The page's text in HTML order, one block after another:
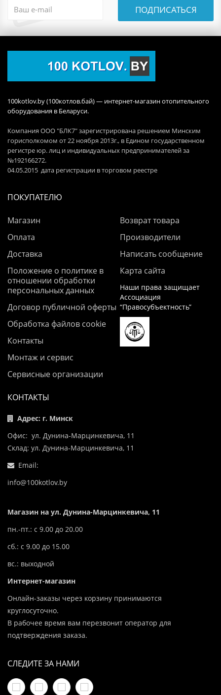
ПОДПИСАТЬСЯ
100kotlov.by (100котлов.бай) — интернет-магазин отопительного
оборудования в Беларуси.
Компания ООО "БЛК7" зарегистрирована решением Минским
горисполкомом от 22 ноября 2013г., в Едином государственном
регистре юр. лиц и индивидуальных предпринимателей за
№192166272.
04.05.2015 дата регистрации в торговом реестре
ПОКУПАТЕЛЮ
Магазин
Оплата
Доставка
Положение о политике в
отношении обработки
персональных данных
Договор публичной оферты
Обработка файлов cookie
Контакты
Монтаж и сервис
Сервисные организации
Возврат товара
Производители
Написать сообщение
Карта сайта
Наши права защищает
Ассоциация
“Правосубъектность”
КОНТАКТЫ
Адрес: г. Минск
Офис: ул. Дунина-Марцинкевича, 11
Склад: ул. Дунина-Марцинкевича, 11
Email:
info@100kotlov.by
Магазин на ул. Дунина-Марцинкевича, 11
пн.-пт.: с 9.00 до 20.00
сб.: с 9.00 до 15.00
вс.: выходной
Интернет-магазин
Онлайн-заказы через корзину принимаются
круглосуточно.
В рабочее время вам перезвонит оператор для
подтверждения заказа.
СЛЕДИТЕ ЗА НАМИ